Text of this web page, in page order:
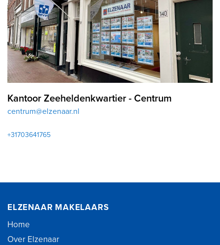
Kantoor Zeeheldenkwartier - Centrum
centrum@elzenaar.nl
+31703641765
ELZENAAR MAKELAARS
Home
Over Elzenaar